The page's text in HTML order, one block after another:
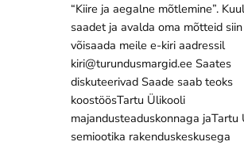
“Kiire ja aegalne mõtlemine”.
saadet ja avalda oma mõtteid
võisaada meile e-kiri aadressil
kiri@turundusmargid.ee Saates
diskuteerivad Saade saab teoks
koostöösTartu Ülikooli
majandusteaduskonnaga jaTartu
semiootika rakenduskeskusega